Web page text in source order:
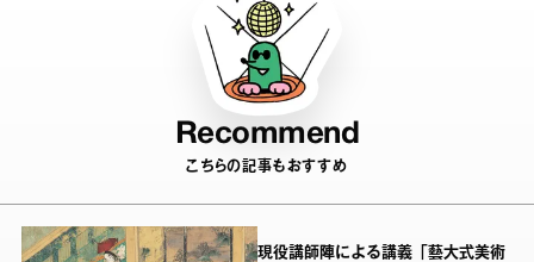
Recommend
こちらの記事もおすすめ
現役講師陣による講義「藝大式美術